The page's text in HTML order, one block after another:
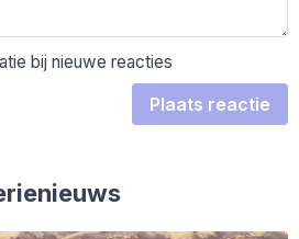
bij nieuwe reacties
Plaats reactie